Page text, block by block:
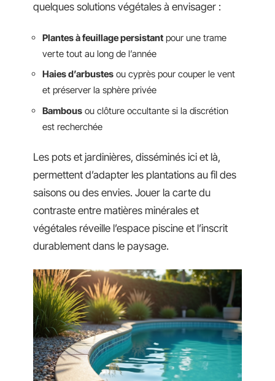
quelques solutions végétales à envisager :
Plantes à feuillage persistant pour une trame
verte tout au long de l’année
Haies d’arbustes ou cyprès pour couper le vent
et préserver la sphère privée
Bambous ou clôture occultante si la discrétion
est recherchée
Les pots et jardinières, disséminés ici et là,
permettent d’adapter les plantations au fil des
saisons ou des envies. Jouer la carte du
contraste entre matières minérales et
végétales réveille l’espace piscine et l’inscrit
durablement dans le paysage.